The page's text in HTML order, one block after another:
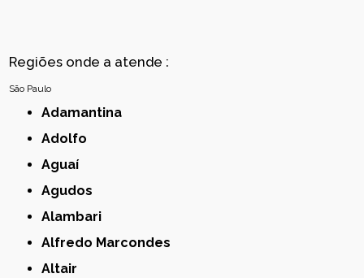
Regiões onde a atende :
São Paulo
Adamantina
Adolfo
Aguaí
Agudos
Alambari
Alfredo Marcondes
Altair